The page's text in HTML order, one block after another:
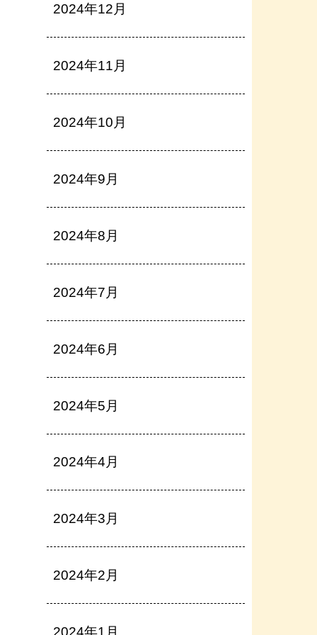
2024年12月
2024年11月
2024年10月
2024年9月
2024年8月
2024年7月
2024年6月
2024年5月
2024年4月
2024年3月
2024年2月
2024年1月